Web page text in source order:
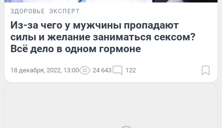
ЗДОРОВЬЕ ЭКСПЕРТ
Из-за чего у мужчины пропадают
силы и желание заниматься сексом?
Всё дело в одном гормоне
18 декабря, 2022, 13:00 24 643 122